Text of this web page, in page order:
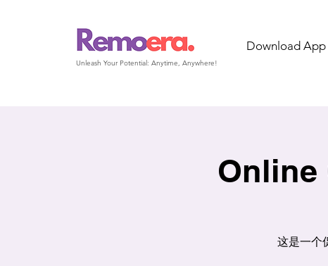
Download App
Unleash Your Potential: Anytime, Anywhere!
Online
这是一个